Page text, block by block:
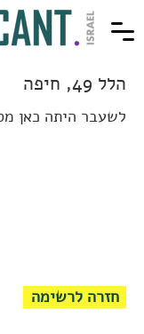
הלל 49, חיפה
לשעבר היתה כאן
חזרה לרשימה